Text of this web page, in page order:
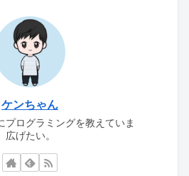
ケンちゃん
プログラミングを教えていま
げたい。